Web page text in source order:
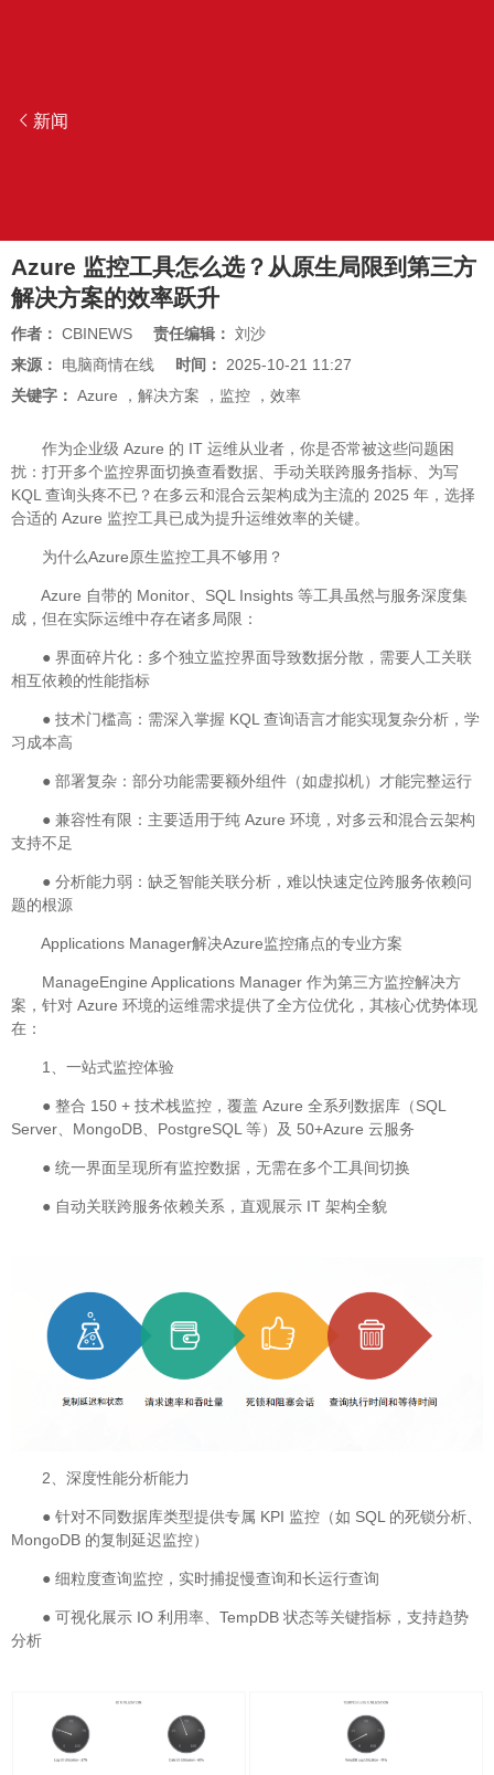
新闻
Azure 监控工具怎么选？从原生局限到第三方
解决方案的效率跃升
作者： CBINEWS 责任编辑： 刘沙
来源： 电脑商情在线 时间： 2025-10-21 11:27
关键字： Azure ， 解决方案 ， 监控 ， 效率
作为企业级 Azure 的 IT 运维从业者，你是否常被这些问题困
扰：打开多个监控界面切换查看数据、手动关联跨服务指标、为写
KQL 查询头疼不已？在多云和混合云架构成为主流的 2025 年，选择
合适的 Azure 监控工具已成为提升运维效率的关键。
为什么Azure原生监控工具不够用？
Azure 自带的 Monitor、SQL Insights 等工具虽然与服务深度集
成，但在实际运维中存在诸多局限：
● 界面碎片化：多个独立监控界面导致数据分散，需要人工关联
相互依赖的性能指标
● 技术门槛高：需深入掌握 KQL 查询语言才能实现复杂分析，学
习成本高
● 部署复杂：部分功能需要额外组件（如虚拟机）才能完整运行
● 兼容性有限：主要适用于纯 Azure 环境，对多云和混合云架构
支持不足
● 分析能力弱：缺乏智能关联分析，难以快速定位跨服务依赖问
题的根源
Applications Manager解决Azure监控痛点的专业方案
ManageEngine Applications Manager 作为第三方监控解决方
案，针对 Azure 环境的运维需求提供了全方位优化，其核心优势体现
在：
1、一站式监控体验
● 整合 150 + 技术栈监控，覆盖 Azure 全系列数据库（SQL
Server、MongoDB、PostgreSQL 等）及 50+Azure 云服务
● 统一界面呈现所有监控数据，无需在多个工具间切换
● 自动关联跨服务依赖关系，直观展示 IT 架构全貌
2、深度性能分析能力
● 针对不同数据库类型提供专属 KPI 监控（如 SQL 的死锁分析、
MongoDB 的复制延迟监控）
● 细粒度查询监控，实时捕捉慢查询和长运行查询
● 可视化展示 IO 利用率、TempDB 状态等关键指标，支持趋势
分析